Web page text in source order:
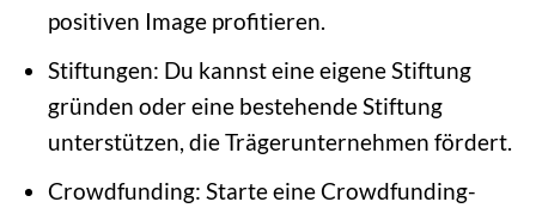
positiven Image profitieren.
Stiftungen: Du kannst eine eigene Stiftung
gründen oder eine bestehende Stiftung
unterstützen, die Trägerunternehmen fördert.
Crowdfunding: Starte eine Crowdfunding-